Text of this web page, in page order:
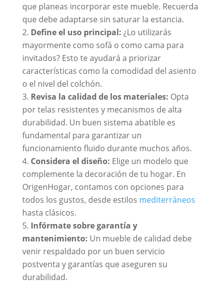
que planeas incorporar este mueble. Recuerda
que debe adaptarse sin saturar la estancia.
Define el uso principal: ¿Lo utilizarás
mayormente como sofá o como cama para
invitados? Esto te ayudará a priorizar
características como la comodidad del asiento
o el nivel del colchón.
Revisa la calidad de los materiales: Opta
por telas resistentes y mecanismos de alta
durabilidad. Un buen sistema abatible es
fundamental para garantizar un
funcionamiento fluido durante muchos años.
Considera el diseño: Elige un modelo que
complemente la decoración de tu hogar. En
OrigenHogar, contamos con opciones para
todos los gustos, desde estilos mediterráneos
hasta clásicos.
Infórmate sobre garantía y
mantenimiento: Un mueble de calidad debe
venir respaldado por un buen servicio
postventa y garantías que aseguren su
durabilidad.